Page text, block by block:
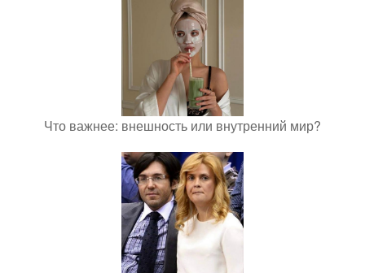
Что важнее: внешность или внутренний мир?